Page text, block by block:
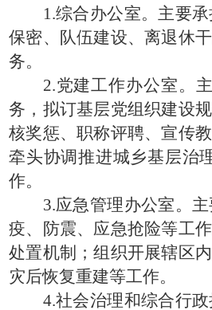
1.综合办公室。主要
保密、队伍建设、离退休
务。
2.党建工作办公室。
务，拟订基层党组织建设
核奖惩、职称评聘、宣传
牵头协调推进城乡基层治
作。
3.应急管理办公室。
疫、防震、应急抢险等工
处置机制；组织开展辖区
灾后恢复重建等工作。
4.社会治理和综合行